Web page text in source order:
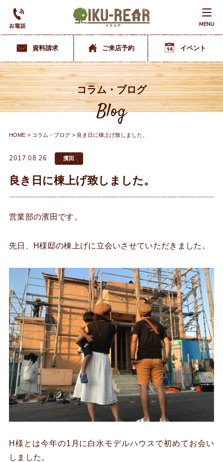
MENU
資料請求 ご来店予約 イベント
コラム・ブログ
Blog
HOME コラム・ブログ 良き日に棟上げ致しました。
2017.08.26 濱田
良き日に棟上げ致しました。
営業部の濱田です。
先日、H様邸の棟上げに立会いさせていただきました。
H様とは今年の1月に白水モデルハウスで初めてお会い
しました。